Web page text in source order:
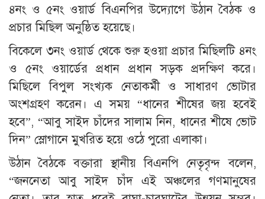
৪নং ও ৫নং ওয়ার্ড বিএনপির উদ্যোগে উঠান বৈঠক ও
প্রচার মিছিল অনুষ্ঠিত হয়েছে।
বিকেলে ৩নং ওয়ার্ড থেকে শুরু হওয়া প্রচার মিছিলটি ৪নং
ও ৫নং ওয়ার্ডের প্রধান প্রধান সড়ক প্রদক্ষিণ করে।
মিছিলে বিপুল সংখ্যক নেতাকর্মী ও সাধারণ ভোটার
অংশগ্রহণ করেন। এ সময় “ধানের শীষের জয় হবেই
হবে”, “আবু সাইদ চাঁদের সালাম নিন, ধানের শীষে ভোট
দিন” স্লোগানে মুখরিত হয়ে ওঠে পুরো এলাকা।
উঠান বৈঠকে বক্তারা স্থানীয় বিএনপি নেতৃবৃন্দ বলেন,
“জননেতা আবু সাইদ চাঁদ এই অঞ্চলের গণমানুষের